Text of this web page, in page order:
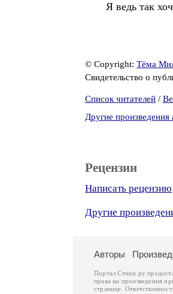
Я ведь так
© Copyright: Тёма
Свидетельство о
Список читателей /
Другие
Рецензии
Написать рецензию
Другие
Авторы
Портал Стихи.ру
права на произведения
странице.